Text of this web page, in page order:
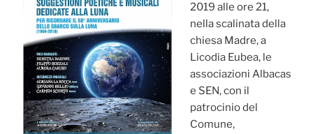
2019 alle ore 21,
nella scalinata della
chiesa Madre, a
Licodia Eubea, le
associazioni Albacas
e SEN, con il
patrocinio del
Comune,